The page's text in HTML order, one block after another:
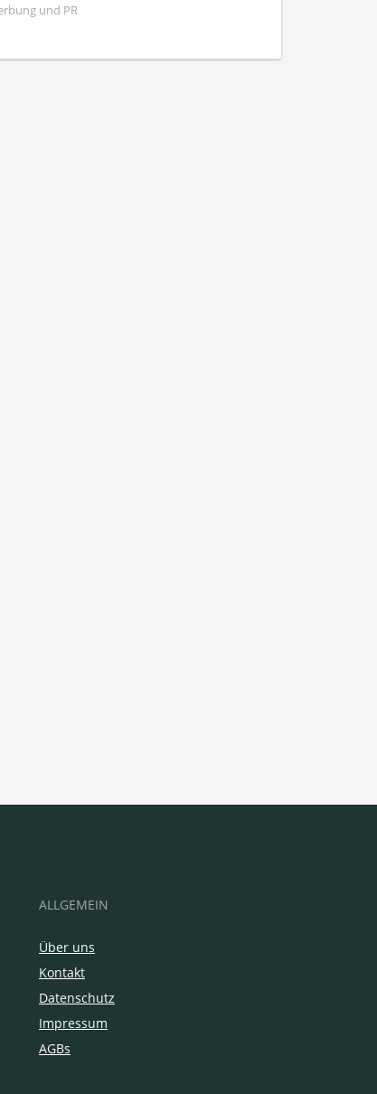
und PR
ALLGEMEIN
Über uns
Kontakt
Datenschutz
Impressum
AGBs